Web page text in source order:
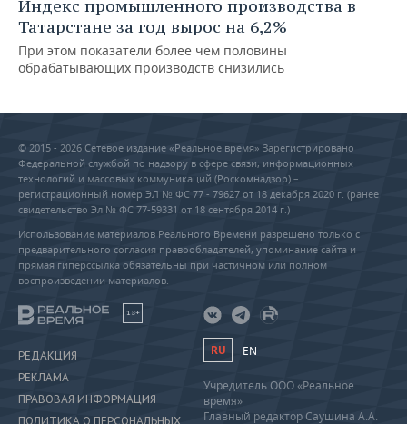
Индекс промышленного производства в
Татарстане за год вырос на 6,2%
При этом показатели более чем половины
обрабатывающих производств снизились
© 2015 - 2026 Сетевое издание «Реальное время» Зарегистрировано
Федеральной службой по надзору в сфере связи, информационных
технологий и массовых коммуникаций (Роскомнадзор) –
регистрационный номер ЭЛ № ФС 77 - 79627 от 18 декабря 2020 г. (ранее
свидетельство Эл № ФС 77-59331 от 18 сентября 2014 г.)
Использование материалов Реального Времени разрешено только с
предварительного согласия правообладателей, упоминание сайта и
прямая гиперссылка обязательны при частичном или полном
воспроизведении материалов.
18+
РЕДАКЦИЯ
РЕКЛАМА
ПРАВОВАЯ ИНФОРМАЦИЯ
ПОЛИТИКА О ПЕРСОНАЛЬНЫХ
RU EN
Учредитель ООО «Реальное
время»
Главный редактор Саушина А.А.